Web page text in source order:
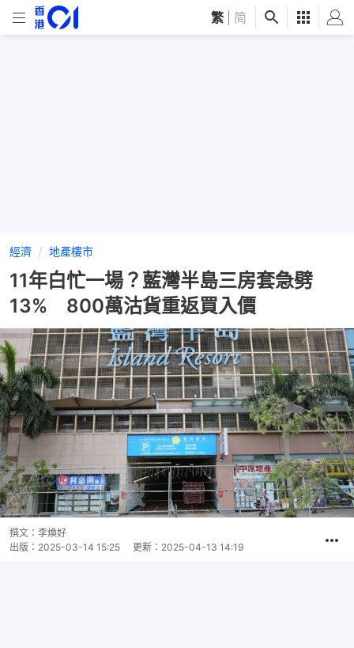
繁 简
經濟 地產樓市
11年白忙一場？藍灣半島三房套急劈
13% 800萬沽貨重返買入價
撰文： 李煥好
出版： 2025-03-14 15:25 更新： 2025-04-13 14:19